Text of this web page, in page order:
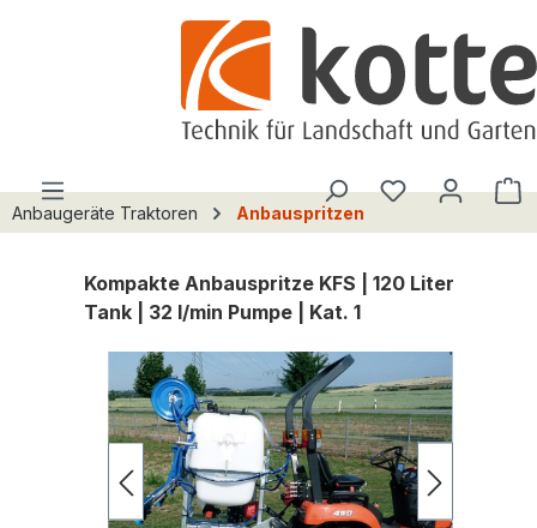
Du hast 0
Anbaugeräte Traktoren Anbauspritzen
Kompakte Anbauspritze KFS | 120 Liter
Tank | 32 l/min Pumpe | Kat. 1
Bildergalerie überspringen